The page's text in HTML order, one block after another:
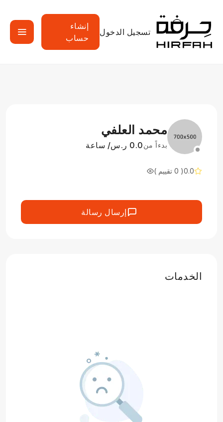
تسجيل الدخول
إنشاء
حساب
محمد العلفي
بدءاً من0.0 ر.س/ ساعة
0.0( 0 تقييم )
إرسال رسالة
الخدمات